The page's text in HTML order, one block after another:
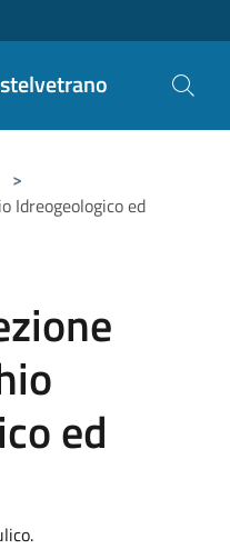
>
Idreogeologico ed
ed